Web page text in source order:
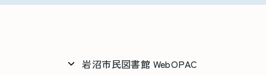
岩沼市民図書館 WebOPAC